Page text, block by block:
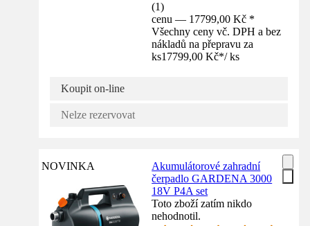
(1)
cenu — 17799,00 Kč *
Všechny ceny vč. DPH a bez
nákladů na přepravu za
ks17799,00 Kč*/ ks
Koupit on-line
Nelze rezervovat
NOVINKA
Akumulátorové zahradní
čerpadlo GARDENA 3000
18V P4A set
Toto zboží zatím nikdo
nehodnotil.